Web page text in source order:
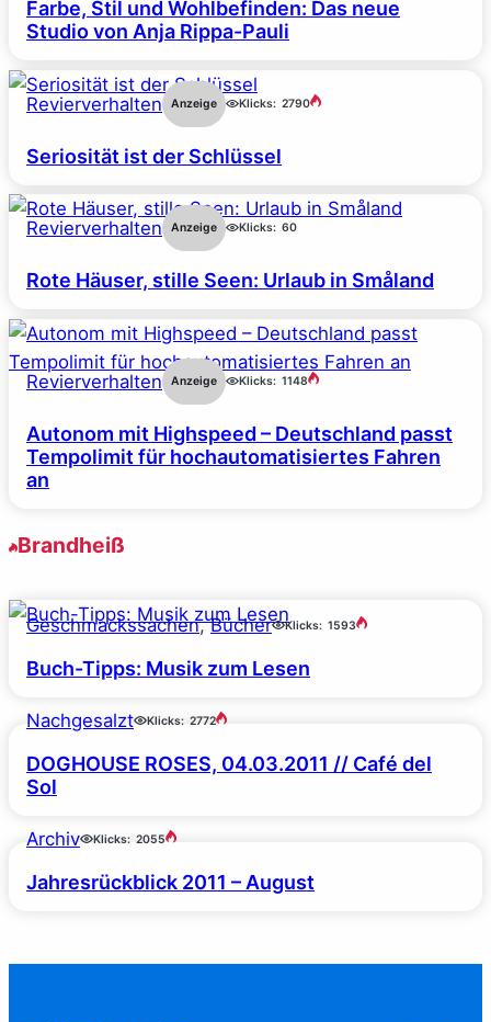
Farbe, Stil und Wohlbefinden: Das neue
Studio von Anja Rippa-Pauli
Revierverhalten Anzeige Klicks: 2790
Seriosität ist der Schlüssel
Revierverhalten Anzeige Klicks: 60
Rote Häuser, stille Seen: Urlaub in Småland
Revierverhalten Anzeige Klicks: 1148
Autonom mit Highspeed – Deutschland passt
Tempolimit für hochautomatisiertes Fahren
an
Brandheiß
Geschmackssachen, Bücher Klicks: 1593
Buch-Tipps: Musik zum Lesen
Nachgesalzt Klicks: 2772
DOGHOUSE ROSES, 04.03.2011 // Café del
Sol
Archiv Klicks: 2055
Jahresrückblick 2011 – August